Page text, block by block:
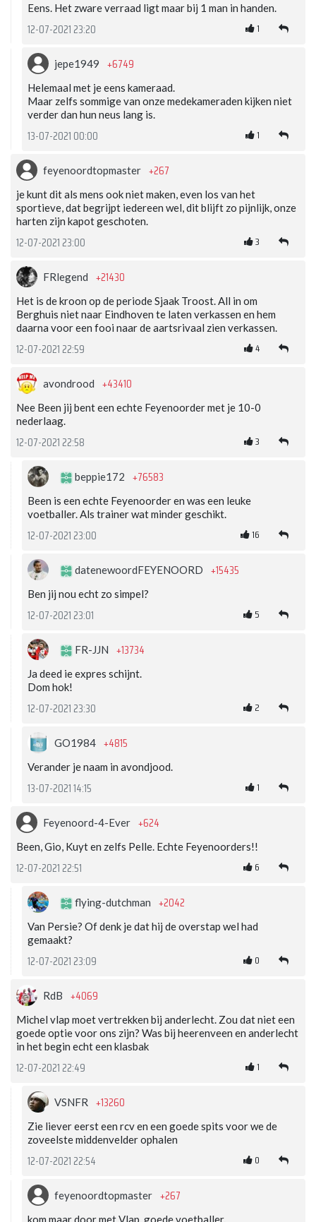
Eens. Het zware verraad ligt maar bij 1 man in handen.
12-07-2021 23:20 1
jepe1949 +6749
Helemaal met je eens kameraad.
Maar zelfs sommige van onze medekameraden kijken niet
verder dan hun neus lang is.
13-07-2021 00:00 1
feyenoordtopmaster +267
je kunt dit als mens ook niet maken, even los van het
sportieve, dat begrijpt iedereen wel, dit blijft zo pijnlijk, onze
harten zijn kapot geschoten.
12-07-2021 23:00 3
FRlegend +21430
Het is de kroon op de periode Sjaak Troost. All in om
Berghuis niet naar Eindhoven te laten verkassen en hem
daarna voor een fooi naar de aartsrivaal zien verkassen.
12-07-2021 22:59 4
avondrood +43410
Nee Been jij bent een echte Feyenoorder met je 10-0
nederlaag.
12-07-2021 22:58 3
beppie172 +76583
Been is een echte Feyenoorder en was een leuke
voetballer. Als trainer wat minder geschikt.
12-07-2021 23:00 16
datenewoordFEYENOORD +15435
Ben jij nou echt zo simpel?
12-07-2021 23:01 5
FR-JJN +13734
Ja deed ie expres schijnt.
Dom hok!
12-07-2021 23:30 2
GO1984 +4815
Verander je naam in avondjood.
13-07-2021 14:15 1
Feyenoord-4-Ever +624
Been, Gio, Kuyt en zelfs Pelle. Echte Feyenoorders!!
12-07-2021 22:51 6
flying-dutchman +2042
Van Persie? Of denk je dat hij de overstap wel had
gemaakt?
12-07-2021 23:09 0
RdB +4069
Michel vlap moet vertrekken bij anderlecht. Zou dat niet een
goede optie voor ons zijn? Was bij heerenveen en anderlecht
in het begin echt een klasbak
12-07-2021 22:49 1
VSNFR +13260
Zie liever eerst een rcv en een goede spits voor we de
zoveelste middenvelder ophalen
12-07-2021 22:54 0
feyenoordtopmaster +267
kom maar door met Vlap, goede voetballer.